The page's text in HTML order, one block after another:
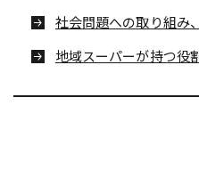
社会問題への取り組み
地域スーパーが持つ役